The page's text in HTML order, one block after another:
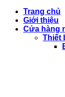
Trang chủ
Giới thiệu
Cửa hàng
Thiết